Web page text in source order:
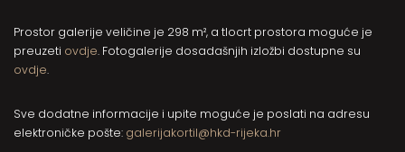
Prostor galerije veličine je 298 m², a tlocrt prostora moguće je
preuzeti ovdje. Fotogalerije dosadašnjih izložbi dostupne su
ovdje.
Sve dodatne informacije i upite moguće je poslati na adresu
elektroničke pošte: galerijakortil@hkd-rijeka.hr